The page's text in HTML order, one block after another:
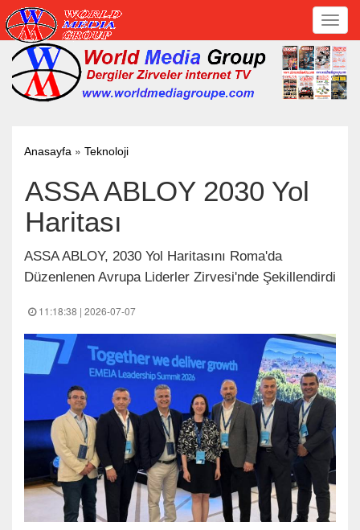
Anasayfa » Teknoloji
ASSA ABLOY 2030 Yol
Haritası
ASSA ABLOY, 2030 Yol Haritasını Roma'da
Düzenlenen Avrupa Liderler Zirvesi'nde Şekillendirdi
11:18:38 | 2026-07-07